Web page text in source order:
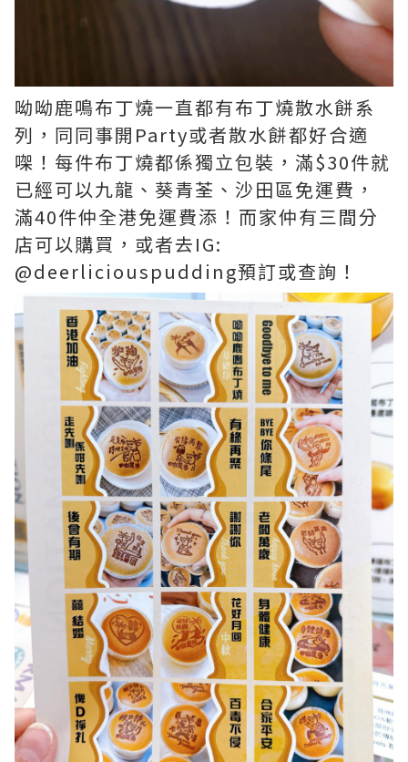
呦呦鹿鳴布丁燒一直都有布丁燒散水餅系
列，同同事開Party或者散水餅都好合適
㗎！每件布丁燒都係獨立包裝，滿$30件就
已經可以九龍、葵青荃、沙田區免運費，
滿40件仲全港免運費添！而家仲有三間分
店可以購買，或者去IG:
@deerliciouspudding預訂或查詢！